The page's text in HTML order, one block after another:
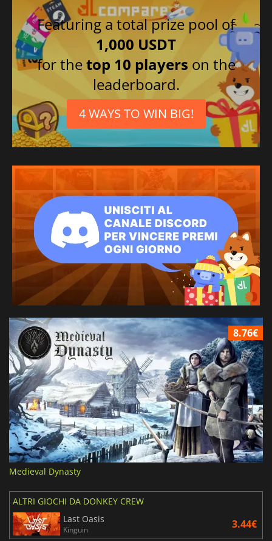
Featuring a total prize pool of
1,000 USDT
for thetop 10 players on the
leaderboard.
4 WAYS TO WIN BIG!
8.76€
Medieval Dynasty
ALTRI GIOCHI DA DONKEY CREW
Last Oasis
Kinguin 3.44€